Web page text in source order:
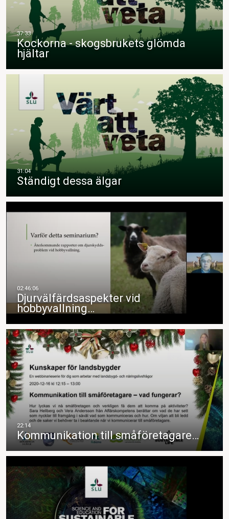
Kockorna - skogsbrukets glömda
hjältar
Ständigt dessa älgar
Djurvälfärdsaspekter vid
hobbyvallning…
Kommunikation till småföretagare…